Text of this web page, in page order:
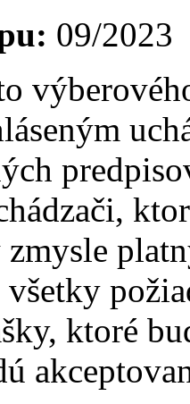
09/2023
ktoré